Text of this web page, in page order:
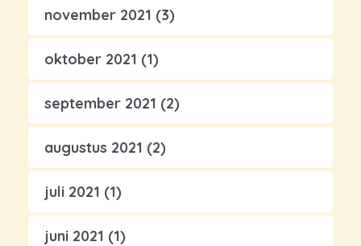
november 2021 (3)
oktober 2021 (1)
september 2021 (2)
augustus 2021 (2)
juli 2021 (1)
juni 2021 (1)